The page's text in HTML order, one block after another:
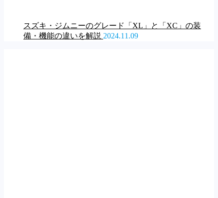
スズキ・ジムニーのグレード「XL」と「XC」の装
備・機能の違いを解説 2024.11.09